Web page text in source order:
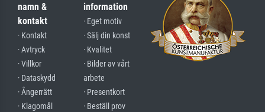
namn &
kontakt
· Kontakt
· Avtryck
· Villkor
· Dataskydd
· Ångerrätt
· Klagomål
information
· Eget motiv
· Sälj din konst
· Kvalitet
· Bilder av vårt
arbete
· Presentkort
· Beställ prov